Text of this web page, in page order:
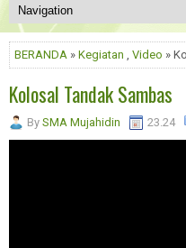
BERANDA » Kegiatan Video »
Kolosal Tandak Sambas
By SMA Mujahidin 23.24